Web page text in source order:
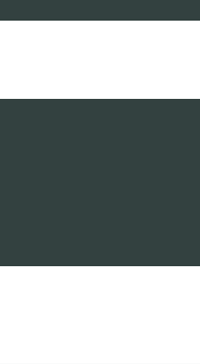
(da pubblicare in
e valutazione della